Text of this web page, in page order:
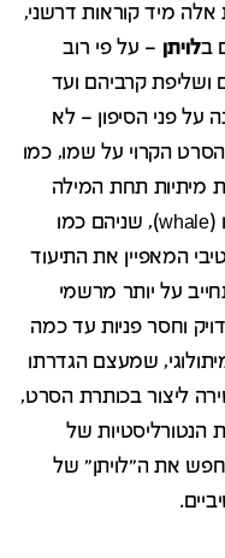
מיד קוראות דרשני,
בלויתן – על פי רוב
קרביהם ועד
על פני הסיפון – לא
הקרוי על שמו, כמו
מיתיות תחת המילה
(
whale), שניהם כמו
המאפיין את התיעוד
על יותר מרשמי
וחסר פניות עד כמה
שמעצם הגדרתו
ליצור בכותרת הסרט,
הנטורליסטיות של
לחפש את ה"לויתן" של